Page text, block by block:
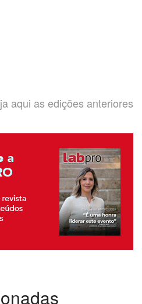
aqui as edições anteriores